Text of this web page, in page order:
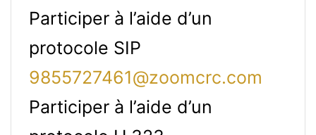
Participer à l’aide d’un
protocole SIP
9855727461@zoomcrc.com
Participer à l’aide d’un